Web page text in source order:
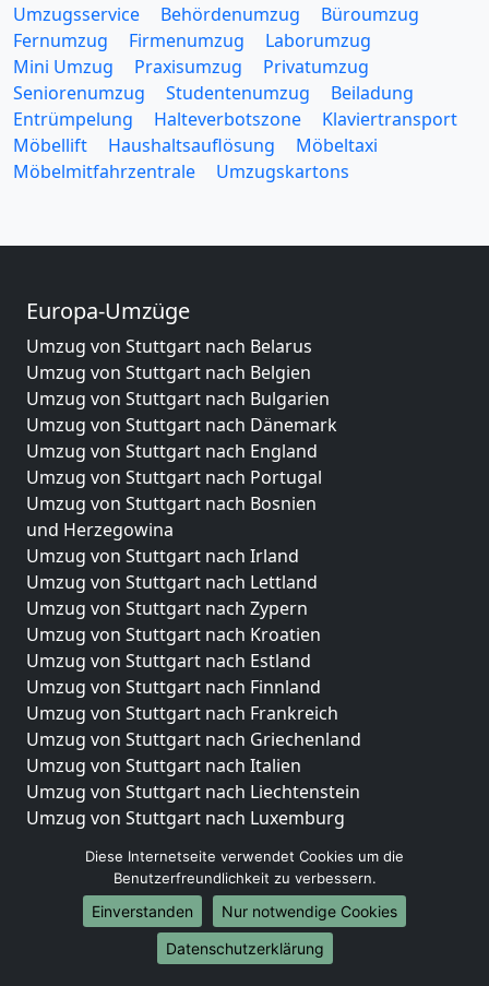
Umzugsservice Behördenumzug
Büroumzug
Fernumzug
Firmenumzug
Laborumzug
Mini Umzug
Praxisumzug
Privatumzug
Seniorenumzug
Studentenumzug
Beiladung
Entrümpelung
Halteverbotszone
Klaviertransport
Möbellift
Haushaltsauflösung
Möbeltaxi
Möbelmitfahrzentrale
Umzugskartons
Europa-Umzüge
Umzug von Stuttgart nach Belarus
Umzug von Stuttgart nach Belgien
Umzug von Stuttgart nach Bulgarien
Umzug von Stuttgart nach Dänemark
Umzug von Stuttgart nach England
Umzug von Stuttgart nach Portugal
Umzug von Stuttgart nach Bosnien
und Herzegowina
Umzug von Stuttgart nach Irland
Umzug von Stuttgart nach Lettland
Umzug von Stuttgart nach Zypern
Umzug von Stuttgart nach Kroatien
Umzug von Stuttgart nach Estland
Umzug von Stuttgart nach Finnland
Umzug von Stuttgart nach Frankreich
Umzug von Stuttgart nach Griechenland
Umzug von Stuttgart nach Italien
Umzug von Stuttgart nach Liechtenstein
Umzug von Stuttgart nach Luxemburg
Umzug von Stuttgart nach Norwegen
Umzüge-Deutschlandweit
Umzug von Stuttgart nach Berlin
Diese Internetseite verwendet Cookies um die
Benutzerfreundlichkeit zu verbessern.
Einverstanden
Nur notwendige Cookies
Datenschutzerklärung